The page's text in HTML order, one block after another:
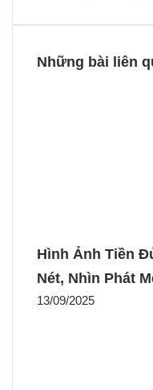
Những bài liên
Hình Ảnh Tiền
Nét, Nhìn Phát
13/09/2025